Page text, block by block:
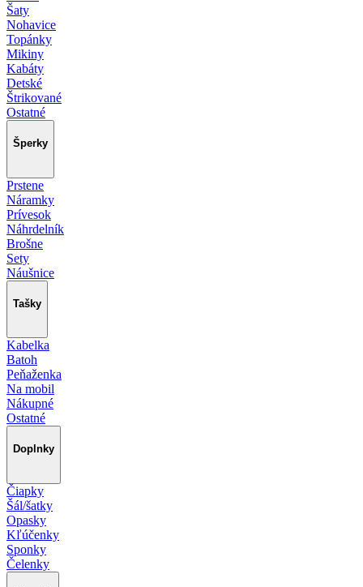
Šaty
Nohavice
Topánky
Mikiny
Kabáty
Detské
Štrikované
Ostatné
Šperky
Prstene
Náramky
Prívesok
Náhrdelník
Brošne
Sety
Náušnice
Tašky
Kabelka
Batoh
Peňaženka
Na mobil
Nákupné
Ostatné
Doplnky
Čiapky
Šál/šatky
Opasky
Kľúčenky
Sponky
Čelenky